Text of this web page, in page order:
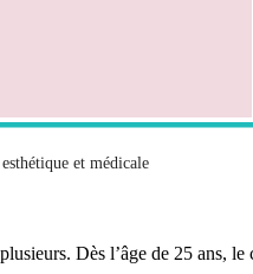
et médicale
Dès l’âge de 25